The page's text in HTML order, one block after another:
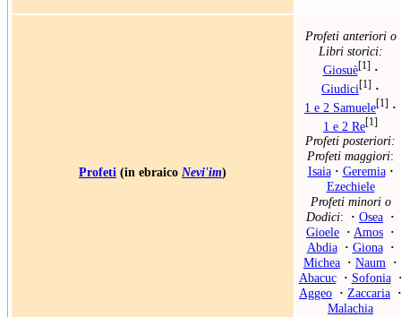
Profeti (in ebraico Nevi'im)
Profeti anteriori o
Libri storici:
Giosuè[1]·
Giudici[1] ·
1 e 2 Samuele[1] ·
1 e 2 Re[1]
Profeti posteriori:
Profeti maggiori:
Isaia· Geremia·
Ezechiele
Profeti minori o
Dodici: · Osea ·
Gioele · Amos ·
Abdia · Giona ·
Michea · Naum ·
Abacuc · Sofonia
Aggeo · Zaccaria ·
Malachia